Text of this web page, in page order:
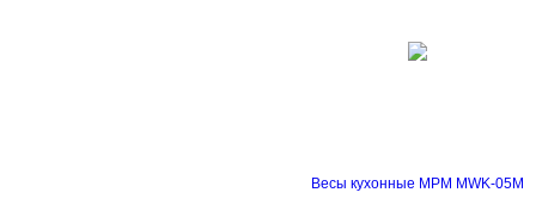
Весы кухонные MPM MWK-05M